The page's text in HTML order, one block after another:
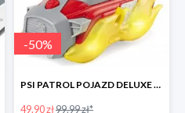
-50%
PSI PATROL POJAZD DELUXE FIGURKA MARSHALL MIGHTY -50%
49.90 zł99.99 zł*